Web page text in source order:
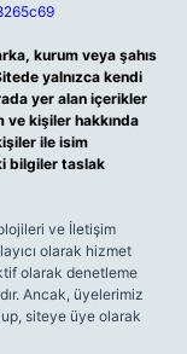
kurum veya şahıs
yalnızca kendi
yer alan içerikler
kişiler hakkında
ile isim
bilgiler taslak
ve İletişim
olarak hizmet
olarak denetleme
Ancak, üyelerimiz
siteye üye olarak